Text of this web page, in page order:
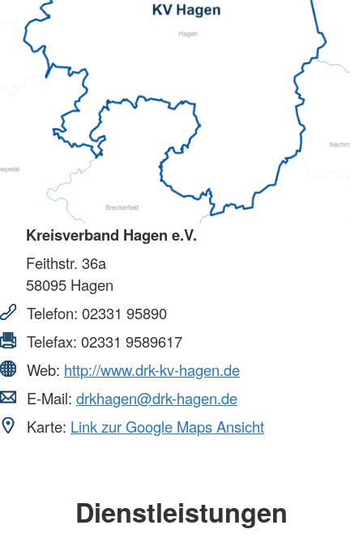
Kreisverband Hagen e.V.
Feithstr. 36a
58095 Hagen
Telefon: 02331 95890
Telefax: 02331 9589617
Web: http://www.drk-kv-hagen.de
E-Mail: drkhagen@drk-hagen.de
Karte: Link zur Google Maps Ansicht
Dienstleistungen